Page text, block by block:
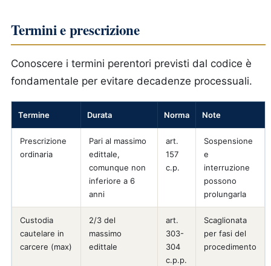
Termini e prescrizione
Conoscere i termini perentori previsti dal codice è
fondamentale per evitare decadenze processuali.
Termine Durata Norma Note
Prescrizione
ordinaria
Pari al massimo
edittale,
comunque non
inferiore a 6
anni
art.
157
c.p.
Sospensione
e
interruzione
possono
prolungarla
Custodia
cautelare in
carcere (max)
2/3 del
massimo
edittale
art.
303-
304
c.p.p.
Scaglionata
per fasi del
procedimento